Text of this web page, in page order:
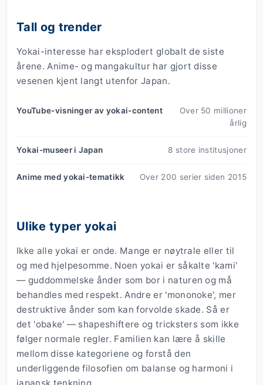
Tall og trender
Yokai-interesse har eksplodert globalt de siste
årene. Anime- og mangakultur har gjort disse
vesenen kjent langt utenfor Japan.
YouTube-visninger av yokai-content
Over 50 millioner
årlig
Yokai-museer i Japan 8 store institusjoner
Anime med yokai-tematikk Over 200 serier siden 2015
Ulike typer yokai
Ikke alle yokai er onde. Mange er nøytrale eller til
og med hjelpesomme. Noen yokai er såkalte 'kami'
— guddommelske ånder som bor i naturen og må
behandles med respekt. Andre er 'mononoke', mer
destruktive ånder som kan forvolde skade. Så er
det 'obake' — shapeshiftere og tricksters som ikke
følger normale regler. Familien kan lære å skille
mellom disse kategoriene og forstå den
underliggende filosofien om balanse og harmoni i